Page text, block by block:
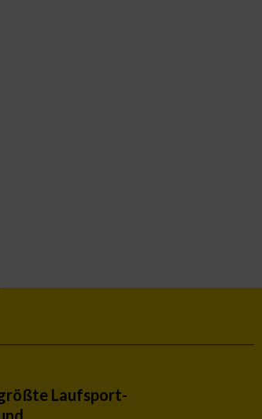
Laufsport-